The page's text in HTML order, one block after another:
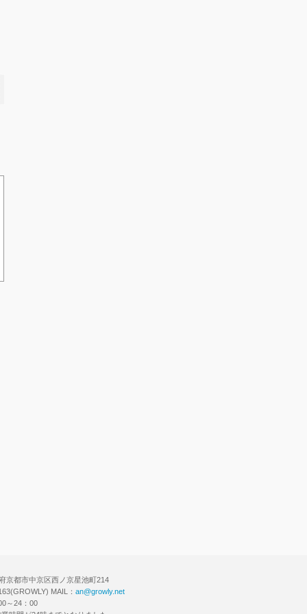
京都市中京区西ノ京星池町214
MAIL： an@growly.net
～24：00